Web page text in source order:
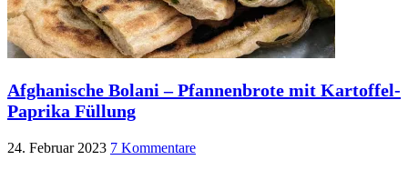
Afghanische Bolani – Pfannenbrote mit Kartoffel-
Paprika Füllung
24. Februar 2023 7 Kommentare